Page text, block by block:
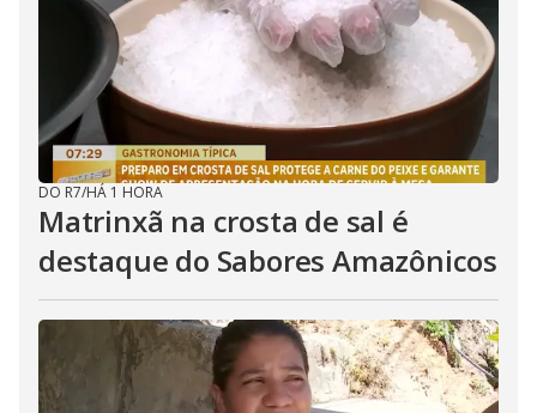
DO R7/HÁ 1 HORA
Matrinxã na crosta de sal é
destaque do Sabores Amazônicos